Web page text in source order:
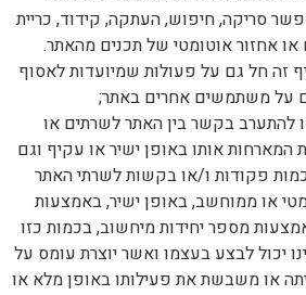
סריקה, חיפוש, העתקה, קידוד, כריית
או אחזור אוטומטי של תכנים מהאתר.
זה חל גם על פעולות שמיועדות לאסוף
על משתמשים אחרים באתר;
להתערב בקשר בין האתר לשרתים או
המארחות אותו באופן ישיר או עקיף וגם
פקודות ו/או בקשות לשרתי האתר
או ממוחשב, באופן ישיר, באמצעות
מספר יחידות מיחשוב, בכמות כזו
יכול לבצע בעצמו ואשר יוצרת עומס על
או משבשת את פעילותו באופן מלא או